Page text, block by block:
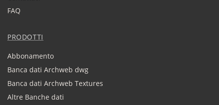
FAQ
PRODOTTI
Abbonamento
Banca dati Archweb dwg
Banca dati Archweb Textures
Altre Banche dati